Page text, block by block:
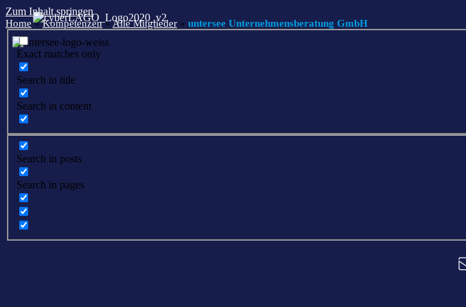
Zum Inhalt springen
Exact matches only
Search in title
Search in content
Search in posts
Search in pages
Home»Kompetenzen»Alle Mitglieder » untersee Unternehmensberatung GmbH